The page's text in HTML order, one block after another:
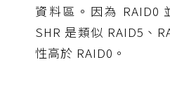
資料區。因為 RAID0
SHR 是類似 RAID5、
性高於 RAID0。